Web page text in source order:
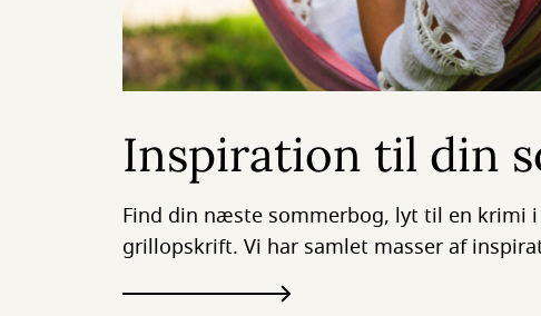
Inspiration til din
Find din næste sommerbog, lyt til en krimi
grillopskrift. Vi har samlet masser af